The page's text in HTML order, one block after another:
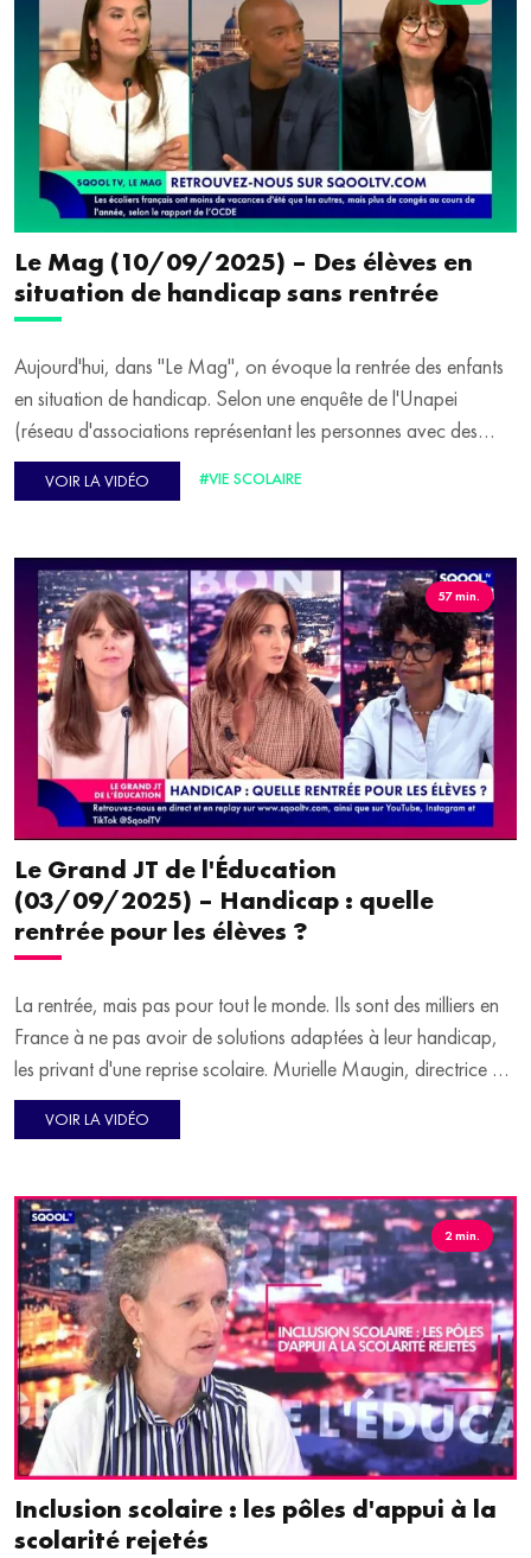
Le Mag (10/09/2025) – Des élèves en
situation de handicap sans rentrée
Aujourd'hui, dans "Le Mag", on évoque la rentrée des enfants
en situation de handicap. Selon une enquête de l'Unapei
(réseau d'associations représentant les personnes avec des
handicaps intellectuel et cognitif), des milliers d'élèves n'ont pas
de solution de scolarisation adaptée pour la rentrée. Pour
France ? Comment expliquer le retard ? Pour en parler, Patrice
Boisfer reçoit Florence Perret, porte-parole de l'Unapei.
VOIR LA VIDÉO #VIE SCOLAIRE
57 min.
Le Grand JT de l'Éducation
(03/09/2025) – Handicap : quelle
rentrée pour les élèves ?
La rentrée, mais pas pour tout le monde. Ils sont des milliers en
France à ne pas avoir de solutions adaptées à leur handicap,
les privant d'une reprise scolaire. Murielle Maugin, directrice de
l'Institut national supérieur formation et recherche - handicap et
enseignements adaptés (INSEI) et Sonia Ahehehinnou, vice-
en plateau pour en parler.
Un concours pour créer sa propre campagne d'affichage pour
les restaurants scolaires, de quoi faire participer les plus jeunes
à la prévention sur leur propre santé. Il s'agit du concours "J'en
mange 5", et Claire Chambrier, responsable du développement
scientifique et pédagogique de cet événement, est l'invitée de la
seconde partie de l'émission.
VOIR LA VIDÉO
2 min.
Inclusion scolaire : les pôles d'appui à la
scolarité rejetés